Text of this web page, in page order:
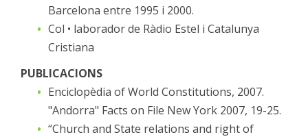
Barcelona entre 1995 i 2000.
Col • laborador de Ràdio Estel i Catalunya
Cristiana
PUBLICACIONS
Enciclopèdia of World Constitutions, 2007.
"Andorra" Facts on File New York 2007, 19-25.
“Church and State relations and right of